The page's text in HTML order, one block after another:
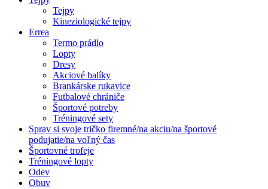
Tejpy
Kineziologické tejpy
Errea
Termo prádlo
Lopty
Dresy
Akciové balíky
Brankárske rukavice
Futbalové chrániče
Športové potreby
Tréningové sety
Sprav si svoje tričko firemné/na akciu/na športové
podujatie/na voľný čas
Športovné trofeje
Tréningové lopty
Odev
Obuv